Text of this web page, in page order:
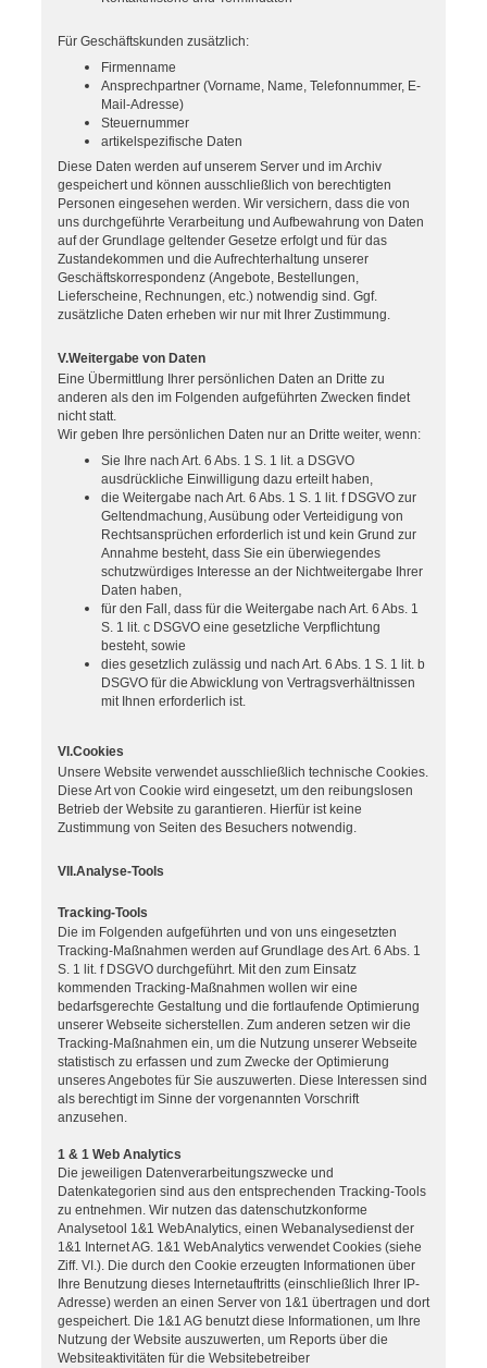
Für Geschäftskunden zusätzlich:
Firmenname
Ansprechpartner (Vorname, Name, Telefonnummer, E-
Mail-Adresse)
Steuernummer
artikelspezifische Daten
Diese Daten werden auf unserem Server und im Archiv
gespeichert und können ausschließlich von berechtigten
Personen eingesehen werden. Wir versichern, dass die von
uns durchgeführte Verarbeitung und Aufbewahrung von Daten
auf der Grundlage geltender Gesetze erfolgt und für das
Zustandekommen und die Aufrechterhaltung unserer
Geschäftskorrespondenz (Angebote, Bestellungen,
Lieferscheine, Rechnungen, etc.) notwendig sind. Ggf.
zusätzliche Daten erheben wir nur mit Ihrer Zustimmung.
V.Weitergabe von Daten
Eine Übermittlung Ihrer persönlichen Daten an Dritte zu
anderen als den im Folgenden aufgeführten Zwecken findet
nicht statt.
Wir geben Ihre persönlichen Daten nur an Dritte weiter, wenn:
Sie Ihre nach Art. 6 Abs. 1 S. 1 lit. a DSGVO
ausdrückliche Einwilligung dazu erteilt haben,
die Weitergabe nach Art. 6 Abs. 1 S. 1 lit. f DSGVO zur
Geltendmachung, Ausübung oder Verteidigung von
Rechtsansprüchen erforderlich ist und kein Grund zur
Annahme besteht, dass Sie ein überwiegendes
schutzwürdiges Interesse an der Nichtweitergabe Ihrer
Daten haben,
für den Fall, dass für die Weitergabe nach Art. 6 Abs. 1
S. 1 lit. c DSGVO eine gesetzliche Verpflichtung
besteht, sowie
dies gesetzlich zulässig und nach Art. 6 Abs. 1 S. 1 lit. b
DSGVO für die Abwicklung von Vertragsverhältnissen
mit Ihnen erforderlich ist.
VI.Cookies
Unsere Website verwendet ausschließlich technische Cookies.
Diese Art von Cookie wird eingesetzt, um den reibungslosen
Betrieb der Website zu garantieren. Hierfür ist keine
Zustimmung von Seiten des Besuchers notwendig.
VII.Analyse-Tools
Tracking-Tools
Die im Folgenden aufgeführten und von uns eingesetzten
Tracking-Maßnahmen werden auf Grundlage des Art. 6 Abs. 1
S. 1 lit. f DSGVO durchgeführt. Mit den zum Einsatz
kommenden Tracking-Maßnahmen wollen wir eine
bedarfsgerechte Gestaltung und die fortlaufende Optimierung
unserer Webseite sicherstellen. Zum anderen setzen wir die
Tracking-Maßnahmen ein, um die Nutzung unserer Webseite
statistisch zu erfassen und zum Zwecke der Optimierung
unseres Angebotes für Sie auszuwerten. Diese Interessen sind
als berechtigt im Sinne der vorgenannten Vorschrift
anzusehen.
1 & 1 Web Analytics
Die jeweiligen Datenverarbeitungszwecke und
Datenkategorien sind aus den entsprechenden Tracking-Tools
zu entnehmen. Wir nutzen das datenschutzkonforme
Analysetool 1&1 WebAnalytics, einen Webanalysedienst der
1&1 Internet AG. 1&1 WebAnalytics verwendet Cookies (siehe
Ziff. VI.). Die durch den Cookie erzeugten Informationen über
Ihre Benutzung dieses Internetauftritts (einschließlich Ihrer IP-
Adresse) werden an einen Server von 1&1 übertragen und dort
gespeichert. Die 1&1 AG benutzt diese Informationen, um Ihre
Nutzung der Website auszuwerten, um Reports über die
Websiteaktivitäten für die Websitebetreiber